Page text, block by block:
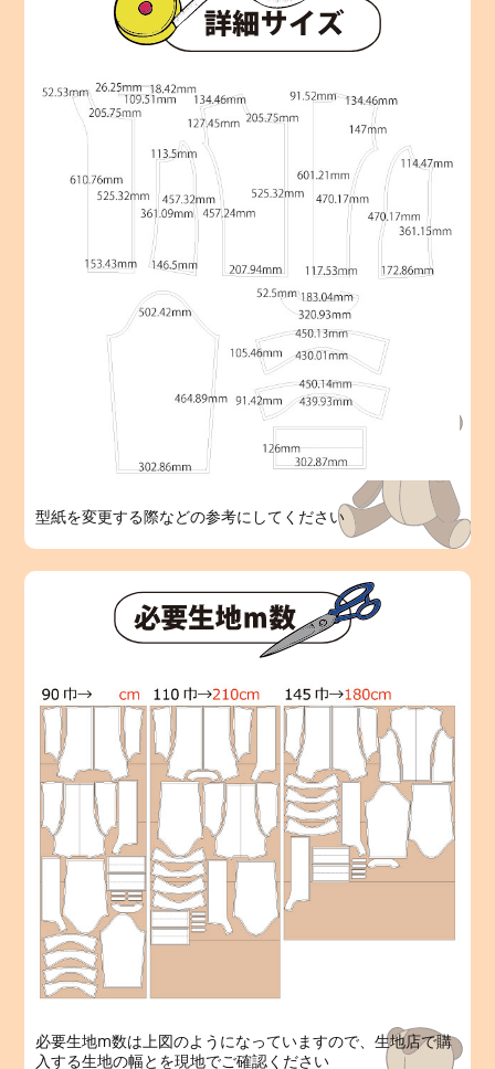
型紙を変更する際などの参考にしてください
必要生地m数は上図のようになっていますので、生地店で購
入する生地の幅とを現地でご確認ください